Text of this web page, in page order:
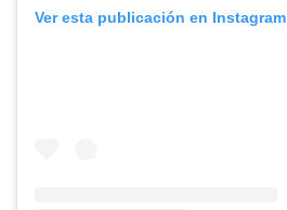
Ver esta publicación en Instagram